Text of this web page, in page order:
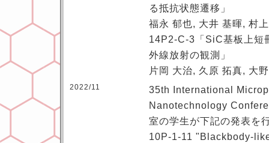
る抵抗状態遷移」
福永 郁也, 大井 基暉, 村
14P2-C-3「SiC基板上短
外線放射の観測」
片岡 大治, 久原 拓真, 大
2022/11
35th International
Nanotechnology
室の学生が下記の発表を
10P-1-11 "Blackbody-